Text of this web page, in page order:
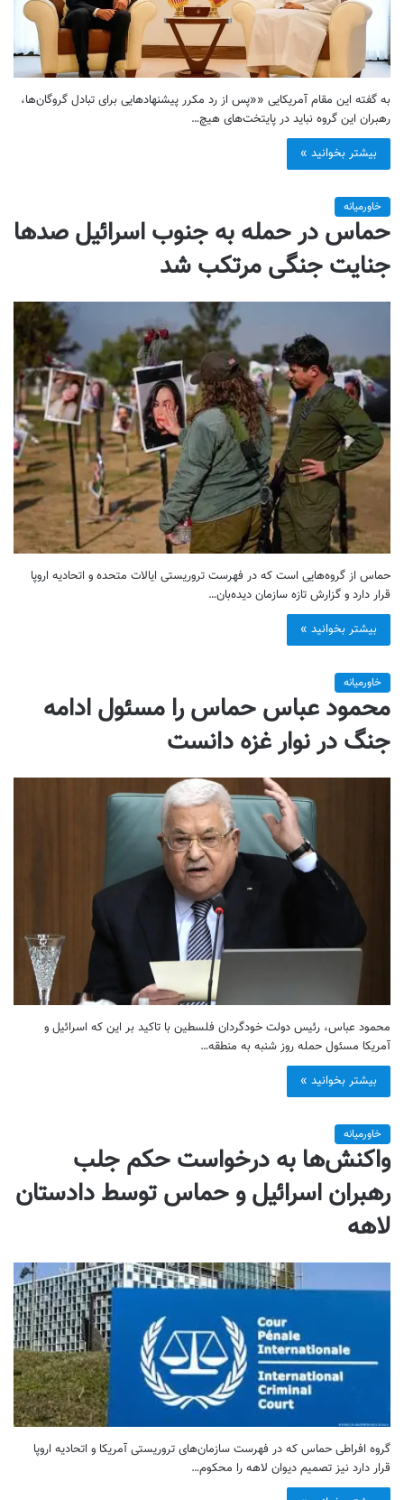
به گفته این مقام آمریکایی ««پس از رد مکرر پیشنهادهایی برای تبادل گروگان‌ها،
رهبران این گروه نباید در پایتخت‌های هیچ…
بیشتر بخوانید »
خاورمیانه
حماس در حمله به جنوب اسرائیل صدها
جنایت جنگی مرتکب شد
حماس از گروه‌هایی است که در فهرست تروریستی ایالات متحده و اتحادیه اروپا
قرار دارد و گزارش تازه سازمان دیده‌بان…
بیشتر بخوانید »
خاورمیانه
محمود عباس حماس را مسئول ادامه
جنگ در نوار غزه دانست
محمود عباس، رئیس‌ دولت خودگردان فلسطین با تاکید بر این که اسرائیل و
آمریکا مسئول حمله روز شنبه به منطقه…
بیشتر بخوانید »
خاورمیانه
واکنش‌ها به درخواست حکم جلب
رهبران اسرائیل و حماس توسط دادستان
لاهه
گروه افراطی حماس که در فهرست سازمان‌های تروریستی آمریکا و اتحادیه اروپا
قرار دارد نیز تصمیم دیوان لاهه را محکوم…